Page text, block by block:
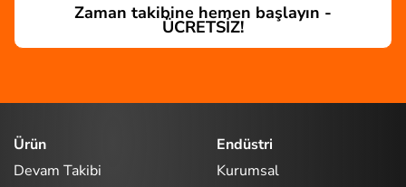
Zaman takibine hemen başlayın -
ÜCRETSİZ!
Ürün
Devam Takibi
Endüstri
Kurumsal